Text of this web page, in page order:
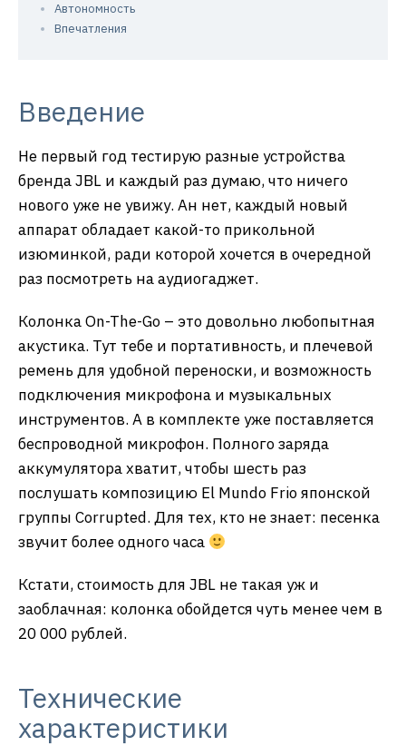
Автономность
Впечатления
Введение
Не первый год тестирую разные устройства
бренда JBL и каждый раз думаю, что ничего
нового уже не увижу. Ан нет, каждый новый
аппарат обладает какой-то прикольной
изюминкой, ради которой хочется в очередной
раз посмотреть на аудиогаджет.
Колонка On-The-Go – это довольно любопытная
акустика. Тут тебе и портативность, и плечевой
ремень для удобной переноски, и возможность
подключения микрофона и музыкальных
инструментов. А в комплекте уже поставляется
беспроводной микрофон. Полного заряда
аккумулятора хватит, чтобы шесть раз
послушать композицию El Mundo Frio японской
группы Corrupted. Для тех, кто не знает: песенка
звучит более одного часа
Кстати, стоимость для JBL не такая уж и
заоблачная: колонка обойдется чуть менее чем в
20 000 рублей.
Технические
характеристики